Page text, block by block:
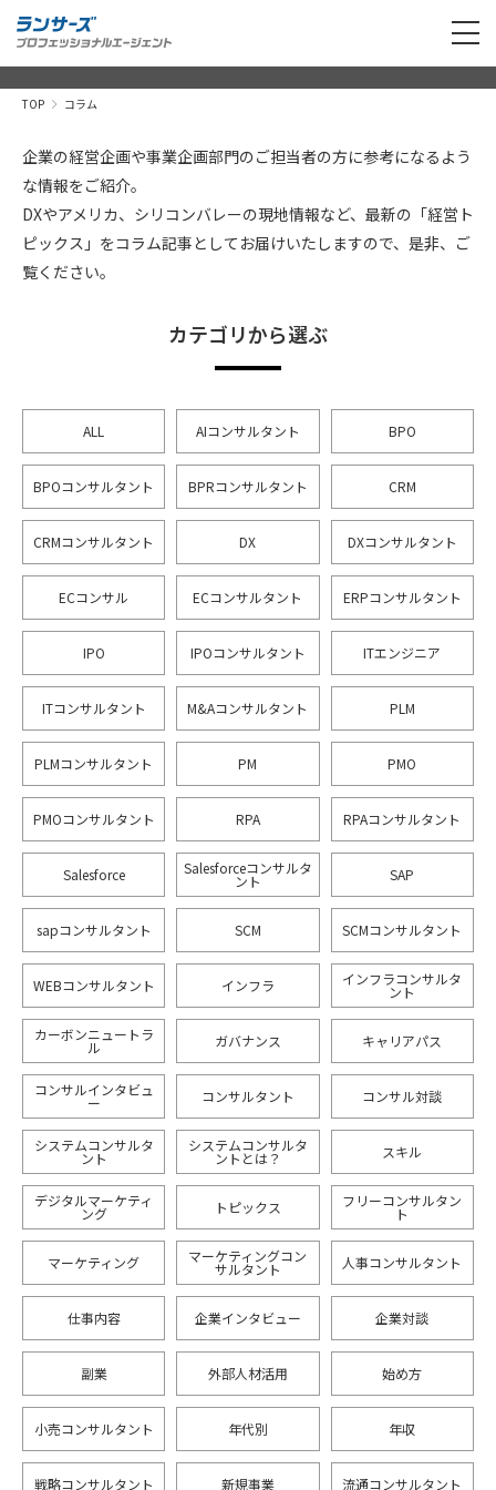
TOP コラム
企業の経営企画や事業企画部門のご担当者の方に参考になるよう
な情報をご紹介。
DXやアメリカ、シリコンバレーの現地情報など、最新の「経営ト
ピックス」をコラム記事としてお届けいたしますので、是非、ご
覧ください。
カテゴリから選ぶ
ALL AIコンサルタント BPO
BPOコンサルタント BPRコンサルタント CRM
CRMコンサルタント DX DXコンサルタント
ECコンサル ECコンサルタント ERPコンサルタント
IPO IPOコンサルタント ITエンジニア
ITコンサルタント M&Aコンサルタント PLM
PLMコンサルタント PM PMO
PMOコンサルタント RPA RPAコンサルタント
Salesforce Salesforceコンサルタ
ント SAP
sapコンサルタント SCM SCMコンサルタント
WEBコンサルタント インフラ インフラコンサルタ
ント
カーボンニュートラ
ル ガバナンス キャリアパス
コンサルインタビュ
ー コンサルタント コンサル対談
システムコンサルタ
ント
システムコンサルタ
ントとは？ スキル
デジタルマーケティ
ング トピックス フリーコンサルタン
ト
マーケティング マーケティングコン
サルタント 人事コンサルタント
仕事内容 企業インタビュー 企業対談
副業 外部人材活用 始め方
小売コンサルタント 年代別 年収
戦略コンサルタント 新規事業 流通コンサルタント